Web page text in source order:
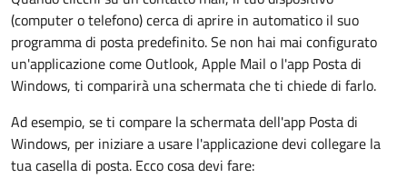
(computer o telefono) cerca di aprire in automatico il suo
programma di posta predefinito. Se non hai mai configurato
un'applicazione come Outlook, Apple Mail o l'app Posta di
Windows, ti comparirà una schermata che ti chiede di farlo.
Ad esempio, se ti compare la schermata dell'app Posta di
Windows, per iniziare a usare l'applicazione devi collegare la
tua casella di posta. Ecco cosa devi fare: